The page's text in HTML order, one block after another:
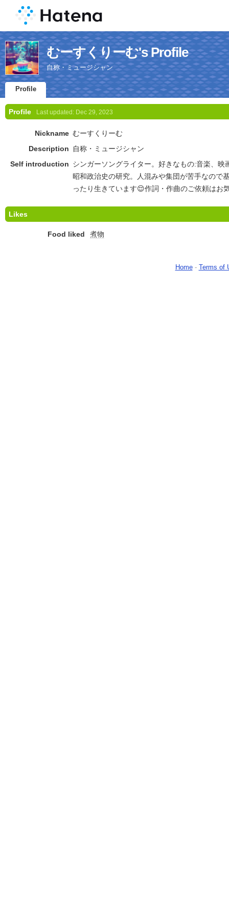
むーすくりーむ's Profile
自称・ミュージシャン
Profile
Profile Last updated: Dec 29, 2023
Nickname むーすくりーむ
Description
自称・ミュージシャン
Self introduction シンガーソングライター。好きなもの:音楽、映
昭和政治史の研究。人混みや集団が苦手なので
ったり生きています😌作詞・作曲のご依頼はお
Likes
Food liked 煮物
Home- Terms of